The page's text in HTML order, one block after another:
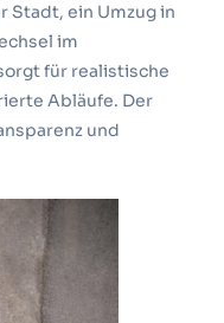
Stadt, ein Umzug in
im
für realistische
Abläufe. Der
und